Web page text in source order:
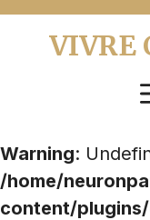
VIVRE
Warning:
/home/
content/